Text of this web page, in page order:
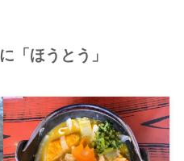
「ほうとう」